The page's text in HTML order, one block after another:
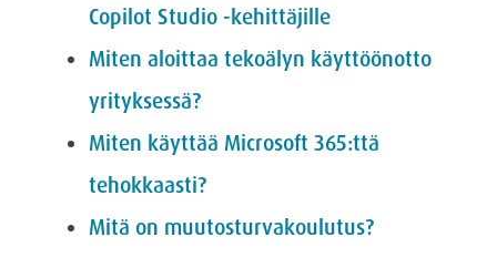
Copilot Studio -kehittäjille
Miten aloittaa tekoälyn käyttöönotto
yrityksessä?
Miten käyttää Microsoft 365:ttä
tehokkaasti?
Mitä on muutosturvakoulutus?